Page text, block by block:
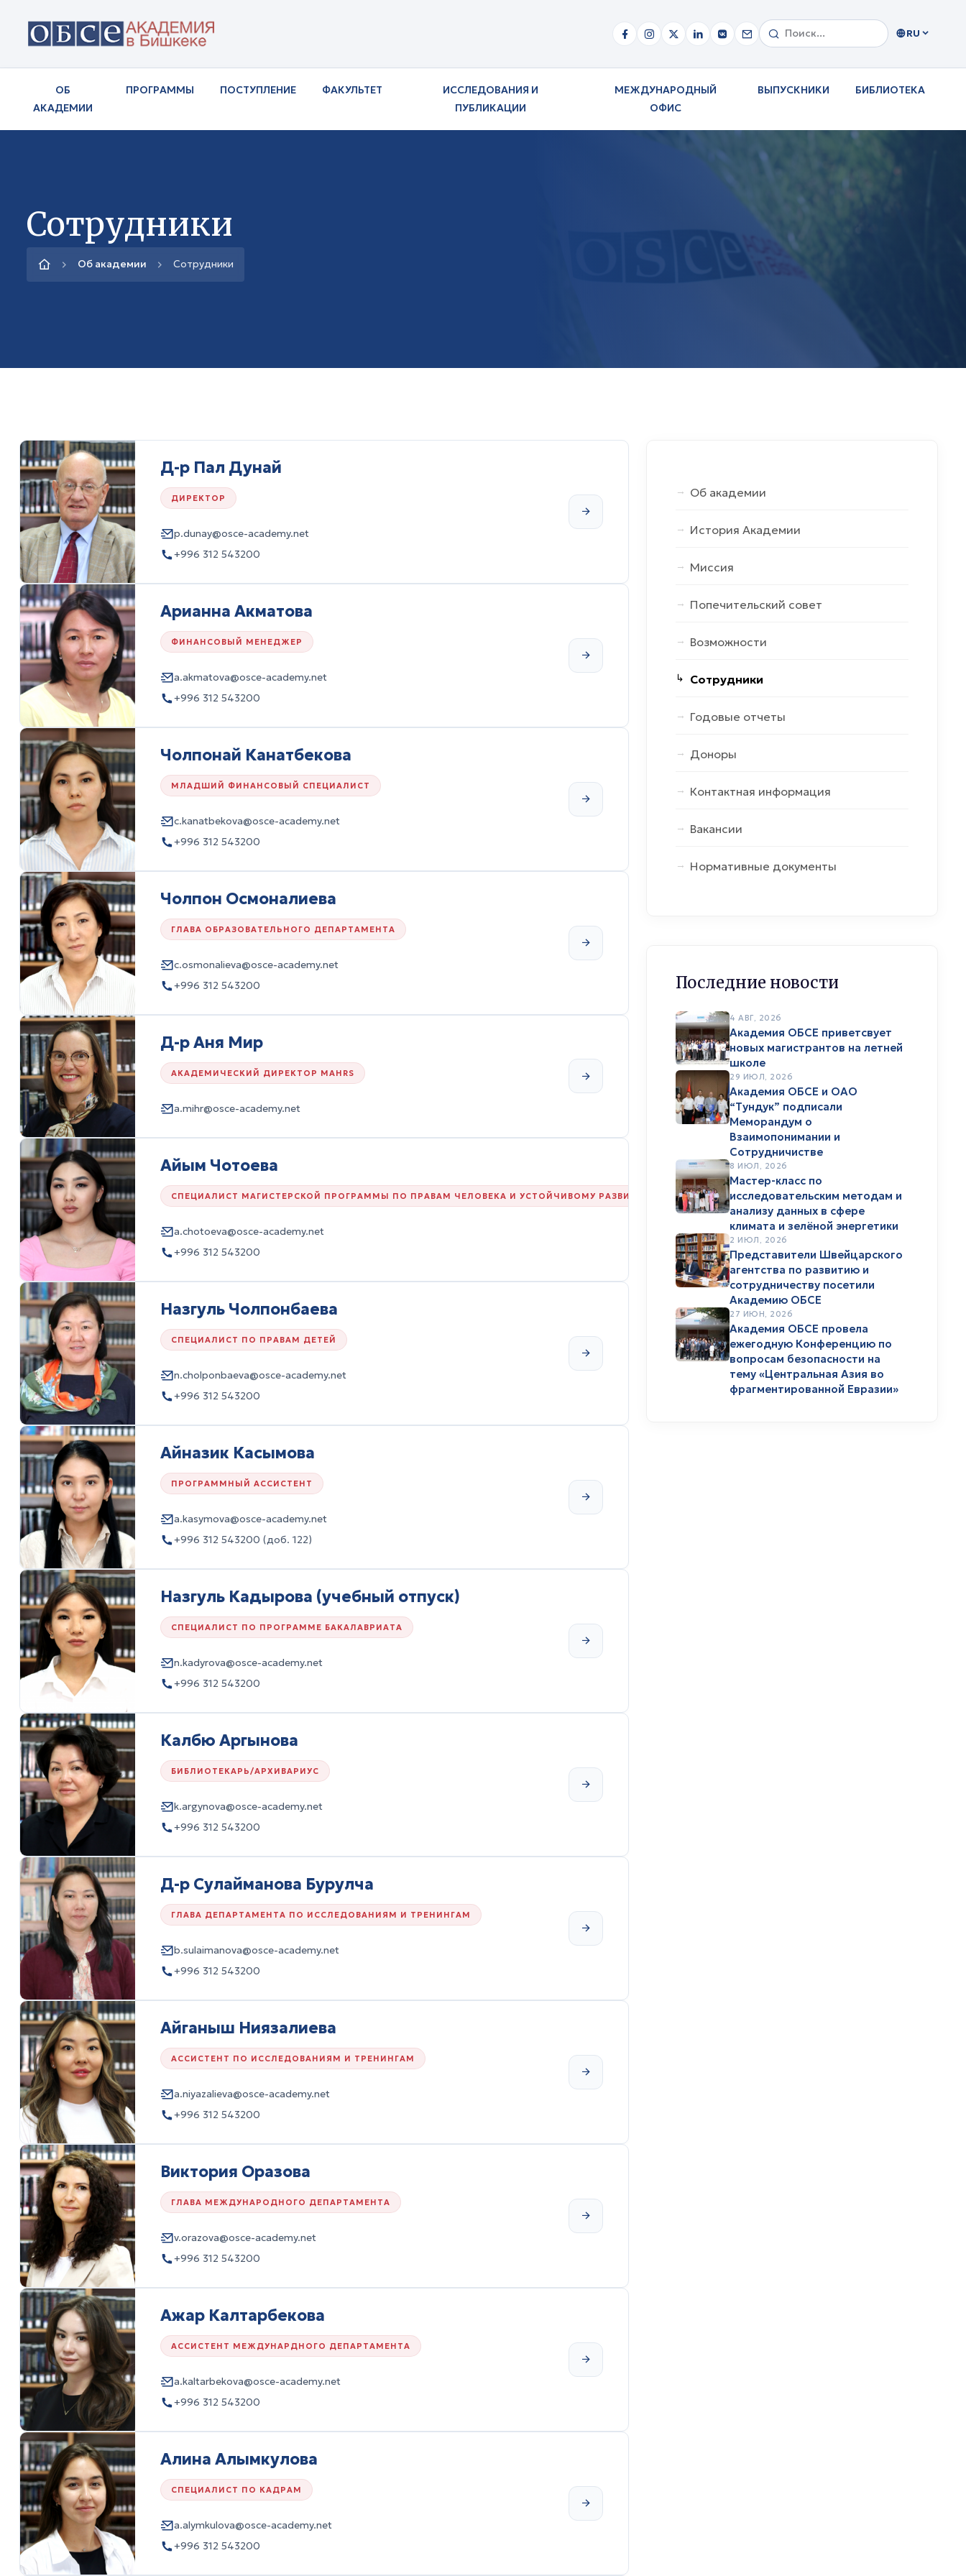
RU
ОБ
АКАДЕМИИ
ПРОГРАММЫ ПОСТУПЛЕНИЕ ФАКУЛЬТЕТ
ИССЛЕДОВАНИЯ И
ПУБЛИКАЦИИ
МЕЖДУНАРОДНЫЙ
ОФИС
ВЫПУСКНИКИ БИБЛИОТЕКА
Сотрудники
Об академии Сотрудники
Д-р Пал Дунай
ДИРЕКТОР
p.dunay@osce-academy.net
+996 312 543200
Арианна Акматова
ФИНАНСОВЫЙ МЕНЕДЖЕР
a.akmatova@osce-academy.net
+996 312 543200
Чолпонай Канатбекова
МЛАДШИЙ ФИНАНСОВЫЙ СПЕЦИАЛИСТ
c.kanatbekova@osce-academy.net
+996 312 543200
Чолпон Осмоналиева
ГЛАВА ОБРАЗОВАТЕЛЬНОГО ДЕПАРТАМЕНТА
c.osmonalieva@osce-academy.net
+996 312 543200
Д-р Аня Мир
АКАДЕМИЧЕСКИЙ ДИРЕКТОР MAHRS
a.mihr@osce-academy.net
Айым Чотоева
СПЕЦИАЛИСТ МАГИСТЕРСКОЙ ПРОГРАММЫ ПО ПРАВАМ ЧЕЛОВЕКА И УСТОЙЧИВОМУ РАЗВИТИЮ
a.chotoeva@osce-academy.net
+996 312 543200
Назгуль Чолпонбаева
СПЕЦИАЛИСТ ПО ПРАВАМ ДЕТЕЙ
n.cholponbaeva@osce-academy.net
+996 312 543200
Айназик Касымова
ПРОГРАММНЫЙ АССИСТЕНТ
a.kasymova@osce-academy.net
+996 312 543200 (доб. 122)
Назгуль Кадырова (учебный отпуск)
СПЕЦИАЛИСТ ПО ПРОГРАММЕ БАКАЛАВРИАТА
n.kadyrova@osce-academy.net
+996 312 543200
Калбю Аргынова
БИБЛИОТЕКАРЬ/АРХИВАРИУС
k.argynova@osce-academy.net
+996 312 543200
Д-р Сулайманова Бурулча
ГЛАВА ДЕПАРТАМЕНТА ПО ИССЛЕДОВАНИЯМ И ТРЕНИНГАМ
b.sulaimanova@osce-academy.net
+996 312 543200
Айганыш Ниязалиева
АССИСТЕНТ ПО ИССЛЕДОВАНИЯМ И ТРЕНИНГАМ
a.niyazalieva@osce-academy.net
+996 312 543200
Виктория Оразова
ГЛАВА МЕЖДУНАРОДНОГО ДЕПАРТАМЕНТА
v.orazova@osce-academy.net
+996 312 543200
Ажар Калтарбекова
АССИСТЕНТ МЕЖДУНАРДНОГО ДЕПАРТАМЕНТА
a.kaltarbekova@osce-academy.net
+996 312 543200
Алина Алымкулова
СПЕЦИАЛИСТ ПО КАДРАМ
a.alymkulova@osce-academy.net
+996 312 543200
Об академии
История Академии
Миссия
Попечительский cовет
Возможности
Сотрудники
Годовые отчеты
Доноры
Контактная информация
Вакансии
Нормативные документы
Последние новости
4 АВГ, 2026
Академия ОБСЕ приветсвует
новых магистрантов на летней
школе
29 ИЮЛ, 2026
Академия ОБСЕ и ОАО
“Тундук” подписали
Меморандум о
Взаимопонимании и
Сотрудничистве
8 ИЮЛ, 2026
Мастер-класс по
исследовательским методам и
анализу данных в сфере
климата и зелёной энергетики
2 ИЮЛ, 2026
Представители Швейцарского
агентства по развитию и
сотрудничеству посетили
Академию ОБСЕ
27 ИЮН, 2026
Академия ОБСЕ провела
ежегодную Конференцию по
вопросам безопасности на
тему «Центральная Азия во
фрагментированной Евразии»